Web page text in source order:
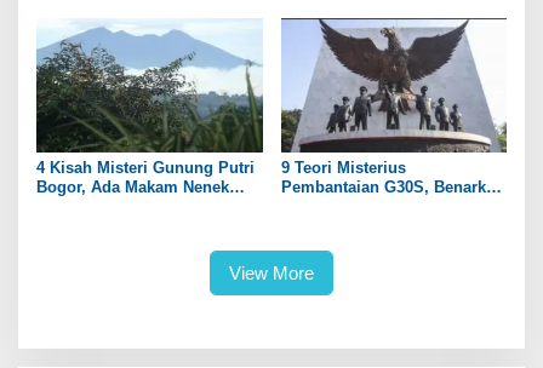
4 Kisah Misteri Gunung Putri
Bogor, Ada Makam Nenek
9 Teori Misterius
Pembantaian G30S, Benarkah
View More